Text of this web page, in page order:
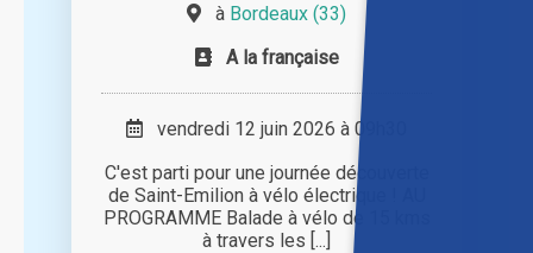
à Bordeaux (33)
A la française
vendredi 12 juin 2026 à 09h30
C'est parti pour une journée découverte
de Saint-Emilion à vélo électrique ! AU
PROGRAMME Balade à vélo de 15 kms
à travers les [...]